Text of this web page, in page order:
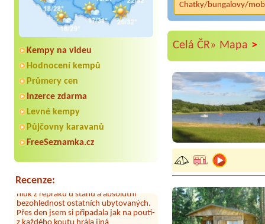
Kempy na videu
Hodnocení kempů
Průmery cen
Inzerce zdarma
Levné kempy
Půjčovny karavanů
FreeSeznamka.cz
Recenze:
Aneta Melicharová***
Byli jsme zde v týdnu od 25.7. do 1.8.
2026. Kemp jako takový je pěkný. V
umývárně i na WC bylo vždy čisto,
doplněný papír i utěrky, což při
množství návštěvníků není
Co nás ale velice zklamalo byl celodenní
hluk z repráků u stanů a absolutní
bezohlednost ostatních ubytovaných.
Přes den jsem si připadala jak na pouti-
z každého koutu hrála jiná
hudba.Kemp pěkný, ale takový rámus
Chatky/bungalovy/
Celá ČR» Mapa >